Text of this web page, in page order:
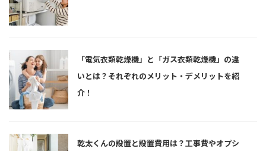
「電気衣類乾燥機」と「ガス衣類乾燥機」の違
いとは？それぞれのメリット・デメリットを紹
介！
乾太くんの設置と設置費用は？工事費やオプシ